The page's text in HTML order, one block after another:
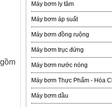
Máy bơm ly tâm
Máy bơm áp suất
Máy bơm đồng ruộng
Máy bơm trục đứng
Máy bơm nước nóng
Máy bơm Thực Phẩm - Hóa
Máy bơm dầu